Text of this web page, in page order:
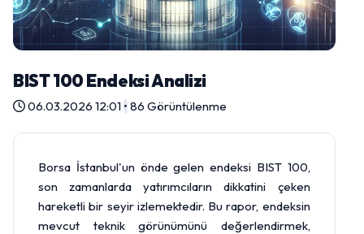
BIST 100 Endeksi Analizi
06.03.2026 12:01•86 Görüntülenme
Borsa İstanbul'un önde gelen endeksi BIST 100,
son zamanlarda yatırımcıların dikkatini çeken
hareketli bir seyir izlemektedir. Bu rapor, endeksin
mevcut teknik görünümünü değerlendirmek,